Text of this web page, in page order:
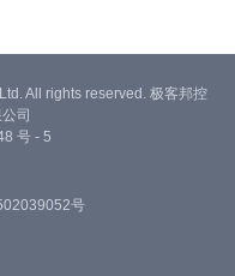
All rights reserved. 极客邦控
司
号 - 5
号